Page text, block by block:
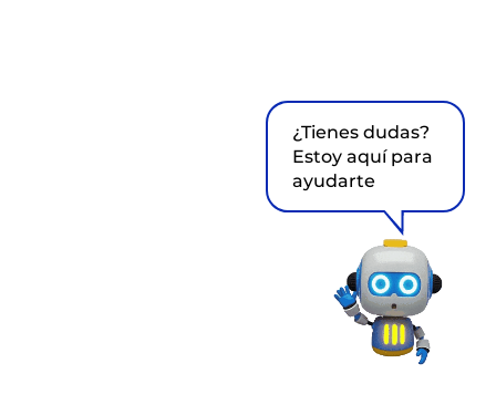
¿Tienes dudas?
Estoy aquí para
ayudarte